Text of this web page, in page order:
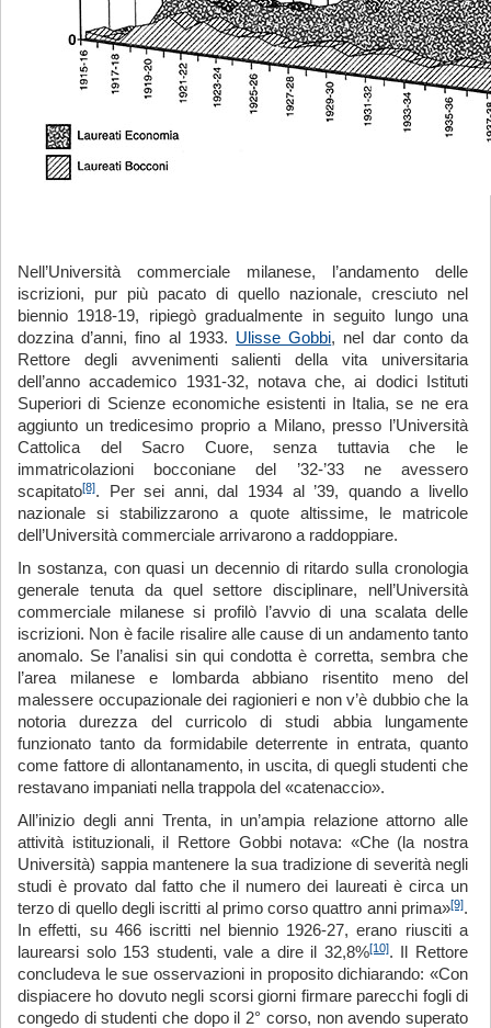
Nell’Università commerciale milanese, l’andamento delle
iscrizioni, pur più pacato di quello nazionale, cresciuto nel
biennio 1918-19, ripiegò gradualmente in seguito lungo una
dozzina d’anni, fino al 1933. Ulisse Gobbi, nel dar conto da
Rettore degli avvenimenti salienti della vita universitaria
dell’anno accademico 1931-32, notava che, ai dodici Istituti
Superiori di Scienze economiche esistenti in Italia, se ne era
aggiunto un tredicesimo proprio a Milano, presso l’Università
Cattolica del Sacro Cuore, senza tuttavia che le
immatricolazioni bocconiane del ’32-’33 ne avessero
scapitato[8]. Per sei anni, dal 1934 al ’39, quando a livello
nazionale si stabilizzarono a quote altissime, le matricole
dell’Università commerciale arrivarono a raddoppiare.
In sostanza, con quasi un decennio di ritardo sulla cronologia
generale tenuta da quel settore disciplinare, nell’Università
commerciale milanese si profilò l’avvio di una scalata delle
iscrizioni. Non è facile risalire alle cause di un andamento tanto
anomalo. Se l’analisi sin qui condotta è corretta, sembra che
l’area milanese e lombarda abbiano risentito meno del
malessere occupazionale dei ragionieri e non v’è dubbio che la
notoria durezza del curricolo di studi abbia lungamente
funzionato tanto da formidabile deterrente in entrata, quanto
come fattore di allontanamento, in uscita, di quegli studenti che
restavano impaniati nella trappola del «catenaccio».
All’inizio degli anni Trenta, in un’ampia relazione attorno alle
attività istituzionali, il Rettore Gobbinotava: «Che (la nostra
Università) sappia mantenere la sua tradizione di severità negli
studi è provato dal fatto che il numero dei laureati è circa un
terzo di quello degli iscritti al primo corso quattro anni prima»[9].
In effetti, su 466 iscritti nel biennio 1926-27, erano riusciti a
laurearsi solo 153 studenti, vale a dire il 32,8%[10]. Il Rettore
concludeva le sue osservazioni in proposito dichiarando: «Con
dispiacere ho dovuto negli scorsi giorni firmare parecchi fogli di
congedo di studenti che dopo il 2° corso, non avendo superato